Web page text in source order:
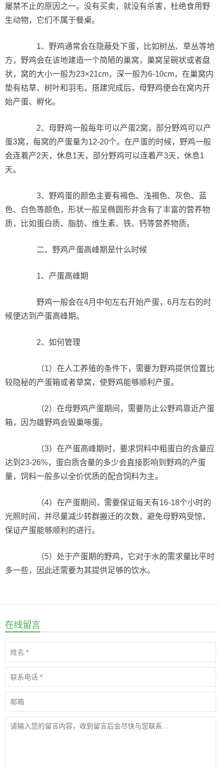
屡禁不止的原因之一。没有买卖，就没有杀害，杜绝食用野
生动物，它们不属于餐桌。
1、野鸡通常会在隐蔽处下蛋，比如树丛、草丛等地
方，野鸡会在该地建造一个简陋的巢窝，巢窝呈碗状或者盘
状，窝的大小一般为23×21cm，深一般为6-10cm，在巢窝内
垫有枯草、树叶和羽毛，搭建完成后，母野鸡便会在窝内开
始产蛋、孵化。
2、母野鸡一般每年可以产蛋2窝，部分野鸡可以产
蛋3窝，每窝的产蛋量为12-20个。在产蛋的时候，野鸡一般
会连着产2天，休息1天，部分野鸡可以连着产3天，休息1
天。
3、野鸡蛋的颜色主要有褐色、浅褐色、灰色、蓝
色、白色等颜色，形状一般呈椭圆形并含有了丰富的营养物
质，比如蛋白质、脂肪、维生素、铁、钙等营养物质。
二、野鸡产蛋高峰期是什么时候
1、产蛋高峰期
野鸡一般会在4月中旬左右开始产蛋，6月左右的时
候便达到产蛋高峰期。
2、如何管理
（1）在人工养殖的条件下，需要为野鸡提供位置比
较隐秘的产蛋箱或者草窝，使野鸡能够顺利产蛋。
（2）在母野鸡产蛋期间，需要防止公野鸡靠近产蛋
箱，因为雄野鸡会毁巢啄蛋。
（3）在产蛋高峰期时，要求饲料中粗蛋白的含量应
达到23-26%，蛋白质含量的多少会直接影响到野鸡的产蛋
量，饲料一般多以全价优质的配合饲料为主。
（4）在产蛋期间，需要保证每天有16-18个小时的
光照时间，并尽量减少转群搬迁的次数，避免母野鸡受惊，
保证产蛋能够顺利的进行。
（5）处于产蛋期的野鸡，它对于水的需求量比平时
多一些，因此还需要为其提供足够的饮水。
在线留言